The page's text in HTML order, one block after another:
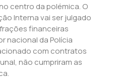
centro da polémica. O
Interna vai ser julgado
financeiras
nacional da Polícia
com contratos
não cumpriram as